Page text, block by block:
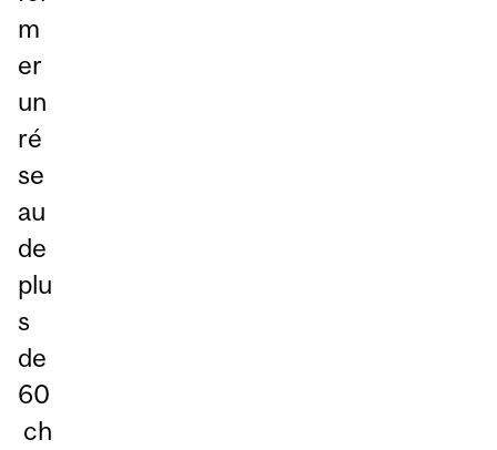
m
er
un
ré
se
au
de
plu
s
de
60
ch